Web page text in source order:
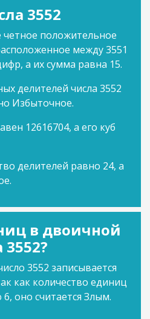
3552
четное положительное
между 3551
а их сумма равна 15.
делителей числа 3552
Избыточное.
12616704, а его куб
делителей равно 24, а
в двоичной
3552 записывается
как количество единиц
оно считается Злым.